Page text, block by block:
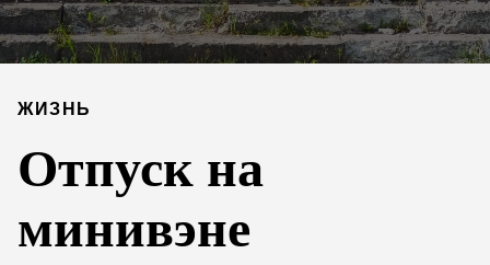
ЖИЗНЬ
Отпуск на
минивэне